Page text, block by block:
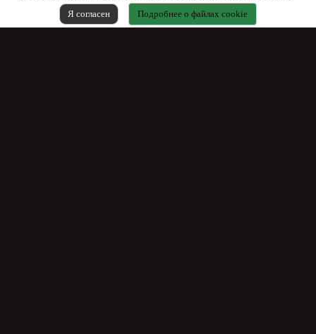
Я согласен
Подробнее о файлах cookie